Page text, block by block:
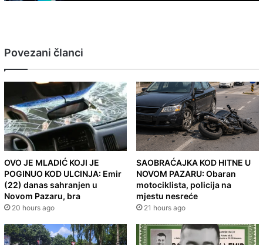
Povezani članci
OVO JE MLADIĆ KOJI JE
POGINUO KOD ULCINJA: Emir
(22) danas sahranjen u
Novom Pazaru, bra
20 hours ago
SAOBRAĆAJKA KOD HITNE U
NOVOM PAZARU: Obaran
motociklista, policija na
mjestu nesreće
21 hours ago